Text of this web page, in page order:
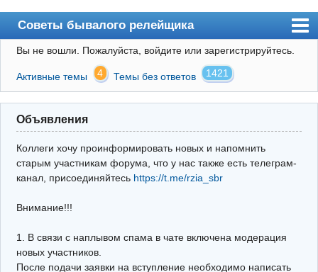
Советы бывалого релейщика
Форум
Правила
Поиск
Регистрация
Архив
Почта
Поиск релейщика
Видео РЗиА
Вы не вошли. Пожалуйста, войдите или зарегистрируйтесь.
Активные темы 4 Темы без ответов 1421
Объявления
Коллеги хочу проинформировать новых и напомнить
старым участникам форума, что у нас также есть телеграм-
канал, присоединяйтесь https://t.me/rzia_sbr
Внимание!!!
1. В связи с наплывом спама в чате включена модерация
новых участников.
После подачи заявки на вступление необходимо написать